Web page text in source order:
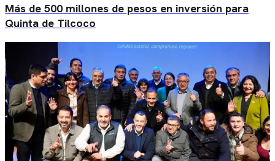
Más de 500 millones de pesos en inversión para
Quinta de Tilcoco